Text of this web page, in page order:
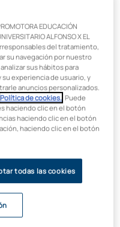
efectivas
retener el
una idea en papel, tu
más fácilmente.
EDUCACIÓN
ALFONSO X EL
del tratamiento,
su navegación por nuestro
sus hábitos para
experiencia de usuario, y
anuncios personalizados.
Política de cookies. . Puede
haciendo clic en el botón
haciendo clic en el botón
haciendo clic en el botón
todas las cookies